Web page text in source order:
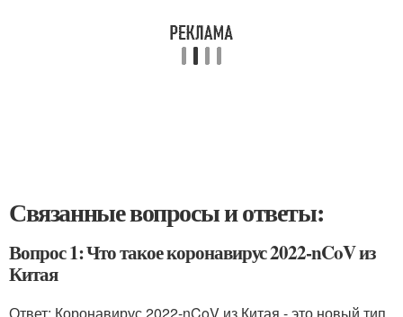
Связанные вопросы и ответы:
Вопрос 1: Что такое коронавирус 2022-nCoV из
Китая